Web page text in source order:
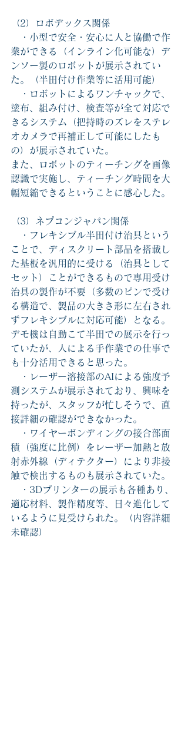
（2）ロボデックス関係
・小型で安全・安心に人と協働で作
業ができる（インライン化可能な）デ
ンソー製のロボットが展示されてい
た。（半田付け作業等に活用可能）
・ロボットによるワンチャックで、
塗布、組み付け、検査等が全て対応で
きるシステム（把持時のズレをステレ
オカメラで再補正して可能にしたも
の）が展示されていた。
また、ロボットのティーチングを画像
認識で実施し、ティーチング時間を大
幅短縮できるということに感心した。
（3）ネプコンジャパン関係
・フレキシブル半田付け治具という
ことで、ディスクリート部品を搭載し
た基板を汎用的に受ける（治具として
セット）ことができるもので専用受け
治具の製作が不要（多数のピンで受け
る構造で、製品の大きさ形に左右され
ずフレキシブルに対応可能）となる。
デモ機は自動こて半田での展示を行っ
ていたが、人による手作業での仕事で
も十分活用できると思った。
・レーザー溶接部のAIによる強度予
測システムが展示されており、興味を
持ったが、スタッフが忙しそうで、直
接詳細の確認ができなかった。
・ワイヤーボンディングの接合部面
積（強度に比例）をレーザー加熱と放
射赤外線（ディテクター）により非接
触で検出するものも展示されていた。
・3Dプリンターの展示も各種あり、
適応材料、製作精度等、日々進化して
いるように見受けられた。（内容詳細
未確認）